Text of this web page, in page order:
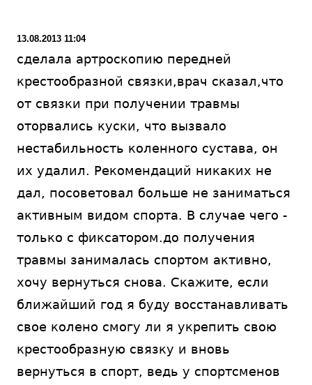
13.08.2013 11:04
сделала артроскопию передней
крестообразной связки,врач сказал,что
от связки при получении травмы
оторвались куски, что вызвало
нестабильность коленного сустава, он
их удалил. Рекомендаций никаких не
дал, посоветовал больше не заниматься
активным видом спорта. В случае чего -
только с фиксатором.до получения
травмы занималась спортом активно,
хочу вернуться снова. Скажите, если
ближайший год я буду восстанавливать
свое колено смогу ли я укрепить свою
крестообразную связку и вновь
вернуться в спорт, ведь у спортсменов